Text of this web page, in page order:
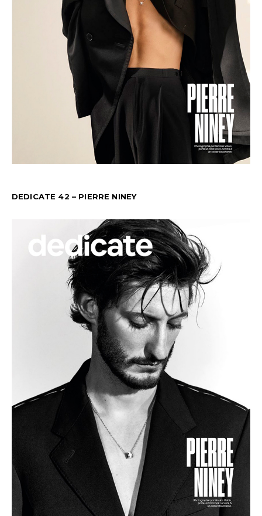
DEDICATE 42 – PIERRE NINEY